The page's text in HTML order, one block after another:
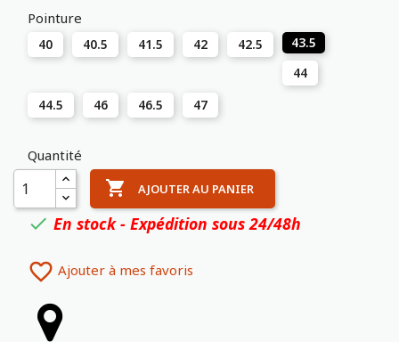
Pointure
40 40.5 41.5 42 42.5
43.5
44
44.5
46 46.5 47
Quantité
 AJOUTER AU PANIER
 En stock - Expédition sous 24/48h
 Ajouter à mes favoris